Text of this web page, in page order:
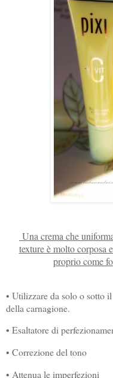
Una crema che
texture è molto corposa
proprio come
• Utilizzare da solo o sotto
della carnagione.
• Esaltatore di
• Correzione del tono
• Attenua le imperfezioni